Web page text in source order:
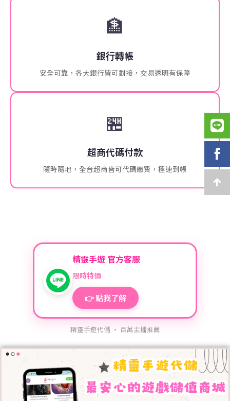
🏦
銀行轉帳
安全可靠，各大銀行皆可對接，交易透明有保障
🏪
超商代碼付款
隨時隨地，全台超商皆可代碼繳費，極速到帳
精靈手遊 官方客服
限時特價
👉 點我了解
精靈手遊代儲 · 百萬主播推薦